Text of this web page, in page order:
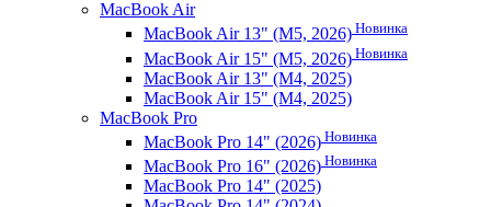
MacBook Air
MacBook Air 13" (M5, 2026) Новинка
MacBook Air 15" (M5, 2026) Новинка
MacBook Air 13" (M4, 2025)
MacBook Air 15" (M4, 2025)
MacBook Pro
MacBook Pro 14" (2026) Новинка
MacBook Pro 16" (2026) Новинка
MacBook Pro 14" (2025)